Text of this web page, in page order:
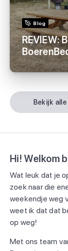
bekijk
Blog
REVIEW:
Hi! Welkom
Wat leuk dat je
zoek naar die
weekendje weg
weet ik dat dat
op weg!
Met ons team